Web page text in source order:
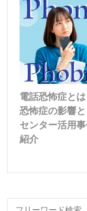
電話恐怖症と
恐怖症の影響
センター活用
紹介